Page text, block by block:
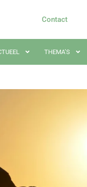
Contact
THEMA’S